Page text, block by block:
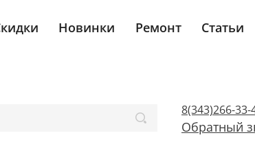
Новинки Ремонт Статьи
8(343)266-33-
Обратный